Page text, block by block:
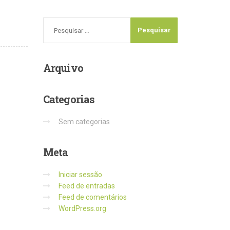
Arquivo
Categorias
Sem categorias
Meta
Iniciar sessão
Feed de entradas
Feed de comentários
WordPress.org